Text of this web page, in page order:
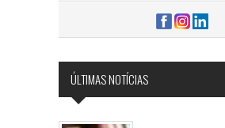
ÚLTIMAS NOTÍCIAS